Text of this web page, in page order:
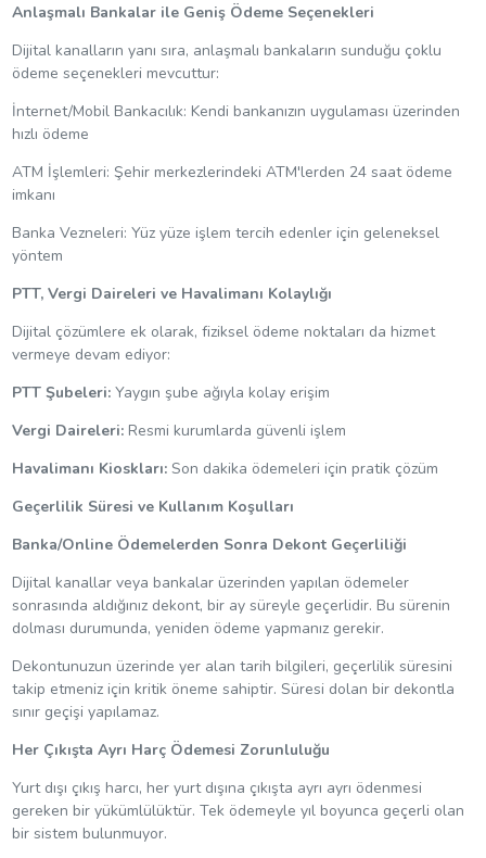
Anlaşmalı Bankalar ile Geniş Ödeme Seçenekleri
Dijital kanalların yanı sıra, anlaşmalı bankaların sunduğu çoklu
ödeme seçenekleri mevcuttur:
İnternet/Mobil Bankacılık: Kendi bankanızın uygulaması üzerinden
hızlı ödeme
ATM İşlemleri: Şehir merkezlerindeki ATM'lerden 24 saat ödeme
imkanı
Banka Vezneleri: Yüz yüze işlem tercih edenler için geleneksel
yöntem
PTT, Vergi Daireleri ve Havalimanı Kolaylığı
Dijital çözümlere ek olarak, fiziksel ödeme noktaları da hizmet
vermeye devam ediyor:
PTT Şubeleri:Yaygın şube ağıyla kolay erişim
Vergi Daireleri:Resmi kurumlarda güvenli işlem
Havalimanı Kioskları:Son dakika ödemeleri için pratik çözüm
Geçerlilik Süresi ve Kullanım Koşulları
Banka/Online Ödemelerden Sonra Dekont Geçerliliği
Dijital kanallar veya bankalar üzerinden yapılan ödemeler
sonrasında aldığınız dekont, bir ay süreyle geçerlidir. Bu sürenin
dolması durumunda, yeniden ödeme yapmanız gerekir.
Dekontunuzun üzerinde yer alan tarih bilgileri, geçerlilik süresini
takip etmeniz için kritik öneme sahiptir. Süresi dolan bir dekontla
sınır geçişi yapılamaz.
Her Çıkışta Ayrı Harç Ödemesi Zorunluluğu
Yurt dışı çıkış harcı, her yurt dışına çıkışta ayrı ayrı ödenmesi
gereken bir yükümlülüktür. Tek ödemeyle yıl boyunca geçerli olan
bir sistem bulunmuyor.